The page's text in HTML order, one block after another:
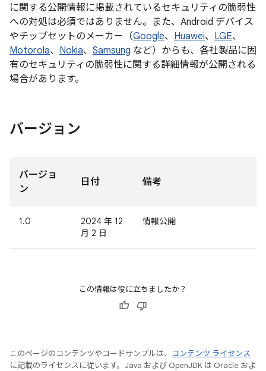
に関する公開情報に掲載されているセキュリティの脆弱性
への対処は必須ではありません。また、Android デバイス
やチップセットのメーカー（Google、 Huawei、 LGE、
Motorola、 Nokia、 Samsung など）からも、各社製品に固
有のセキュリティの脆弱性に関する詳細情報が公開される
場合があります。
バージョン
バージョ
ン
日付 備考
1.0
2024 年 12
月 2 日
情報公開
この情報は役に立ちましたか？
このページのコンテンツやコードサンプルは、
コンテンツ ライセンス
に記載のライセンスに従います。Java および OpenJDK は Oracle およ